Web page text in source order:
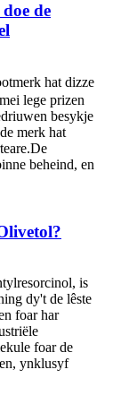
de
hat dizze
lege prizen
besykje
merk hat
beheind, en
is
dy't de lêste
foar har
foar de
ynklusyf